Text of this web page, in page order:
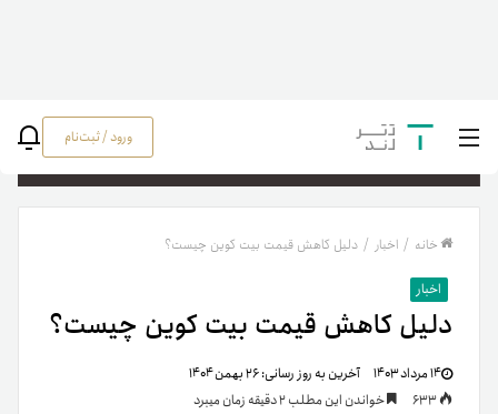
ورود / ثبت‌نام
خانه / اخبار / دلیل کاهش قیمت بیت کوین چیست؟
اخبار
دلیل کاهش قیمت بیت کوین چیست؟
۱۴ مرداد ۱۴۰۳ آخرین به روز رسانی:۲۶ بهمن ۱۴۰۴
خواندن این مطلب 2 دقیقه زمان میبرد